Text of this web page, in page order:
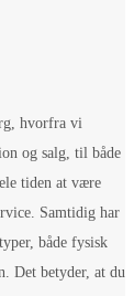
hvorfra vi
og salg, til både
tiden at være
Samtidig har
både fysisk
Det betyder, at du